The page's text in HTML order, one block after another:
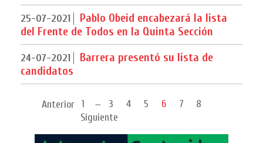
25-07-2021
Pablo Obeid encabezará la lista
del Frente de Todos en la Quinta Sección
24-07-2021
Barrera presentó su lista de
candidatos
Anterior 1 ... 3 4 5 6 7
8
Siguiente